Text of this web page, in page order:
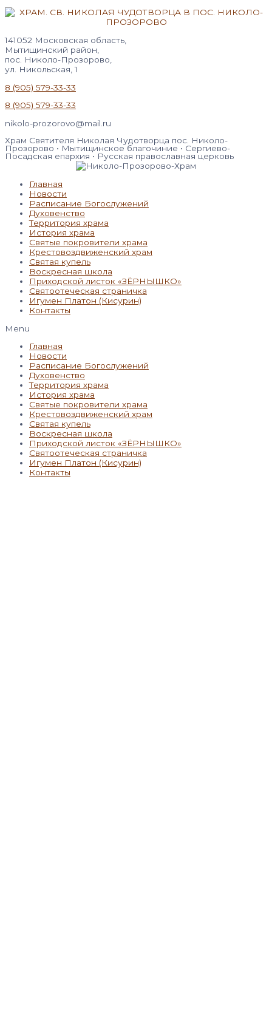
141052 Московская область,
Мытищинский район,
пос. Николо-Прозорово,
ул. Никольская, 1
8 (905) 579-33-33
8 (905) 579-33-33
nikolo-prozorovo@mail.ru
Храм Святителя Николая Чудотворца пос. Николо-
Прозорово • Мытищинское благочиние • Сергиево-
Посадская епархия • Русская православная церковь
Главная
Новости
Расписание Богослужений
Духовенство
Территория храма
История храма
Святые покровители храма
Крестовоздвиженский храм
Святая купель
Воскресная школа
Приходской листок «ЗЁРНЫШКО»
Святоотеческая страничка
Игумен Платон (Кисурин)
Контакты
Menu
Главная
Новости
Расписание Богослужений
Духовенство
Территория храма
История храма
Святые покровители храма
Крестовоздвиженский храм
Святая купель
Воскресная школа
Приходской листок «ЗЁРНЫШКО»
Святоотеческая страничка
Игумен Платон (Кисурин)
Контакты